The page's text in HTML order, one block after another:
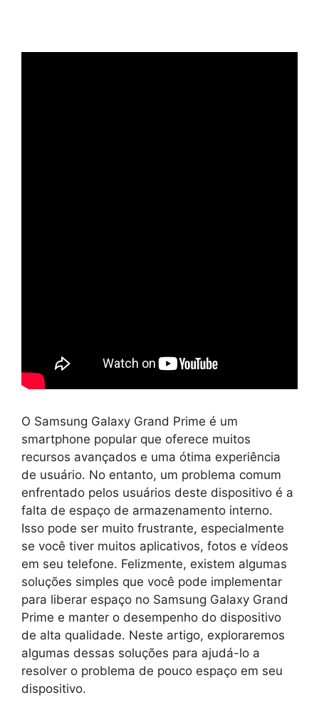
O Samsung Galaxy Grand Prime é um
smartphone popular que oferece muitos
recursos avançados e uma ótima experiência
de usuário. No entanto, um problema comum
enfrentado pelos usuários deste dispositivo é a
falta de espaço de armazenamento interno.
Isso pode ser muito frustrante, especialmente
se você tiver muitos aplicativos, fotos e vídeos
em seu telefone. Felizmente, existem algumas
soluções simples que você pode implementar
para liberar espaço no Samsung Galaxy Grand
Prime e manter o desempenho do dispositivo
de alta qualidade. Neste artigo, exploraremos
algumas dessas soluções para ajudá-lo a
resolver o problema de pouco espaço em seu
dispositivo.